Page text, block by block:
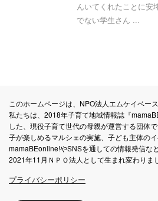
んいてくれたことに安
でない学生さん ...
このホームページは、NPO法人エムケイベー
私たちは、2018年子育て地域情報誌『
した、現役子育て世代の母親が運営する団体
子が楽しめるマルシェの実施、子ども主体のイ
mamaBEonline!やSNSを通しての情報発信な
2021年11月ＮＰＯ法人として生まれ変わりま
プライバシーポリシー